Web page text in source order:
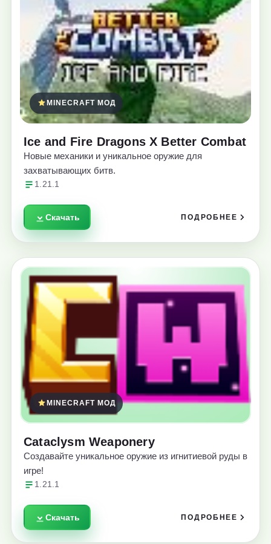
MINECRAFT МОД
Ice and Fire Dragons X Better Combat
Новые механики и уникальное оружие для
захватывающих битв.
1.21.1
Скачать ПОДРОБНЕЕ
MINECRAFT МОД
Cataclysm Weaponery
Создавайте уникальное оружие из игнитиевой руды в
игре!
1.21.1
Скачать ПОДРОБНЕЕ